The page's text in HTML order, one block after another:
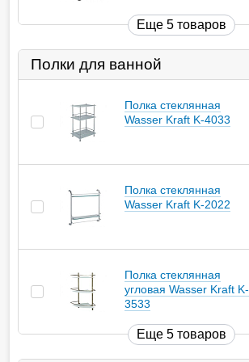
Еще 5 товаров
Полки для ванной
Полка стеклянная
Wasser Kraft K-4033
Полка стеклянная
Wasser Kraft K-2022
Полка стеклянная
угловая Wasser Kraft K-
3533
Еще 5 товаров